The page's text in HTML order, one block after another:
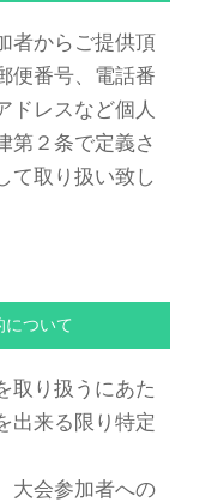
者からご提供頂
便番号、電話番
ドレスなど個人
第２条で定義さ
て取り扱い致し
について
取り扱うにあた
出来る限り特定
大会参加者への